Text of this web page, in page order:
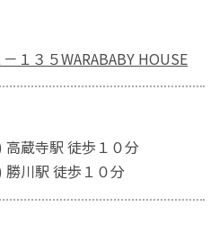
１３５WARABABY HOUSE
蔵寺駅 徒歩１０分
川駅 徒歩１０分